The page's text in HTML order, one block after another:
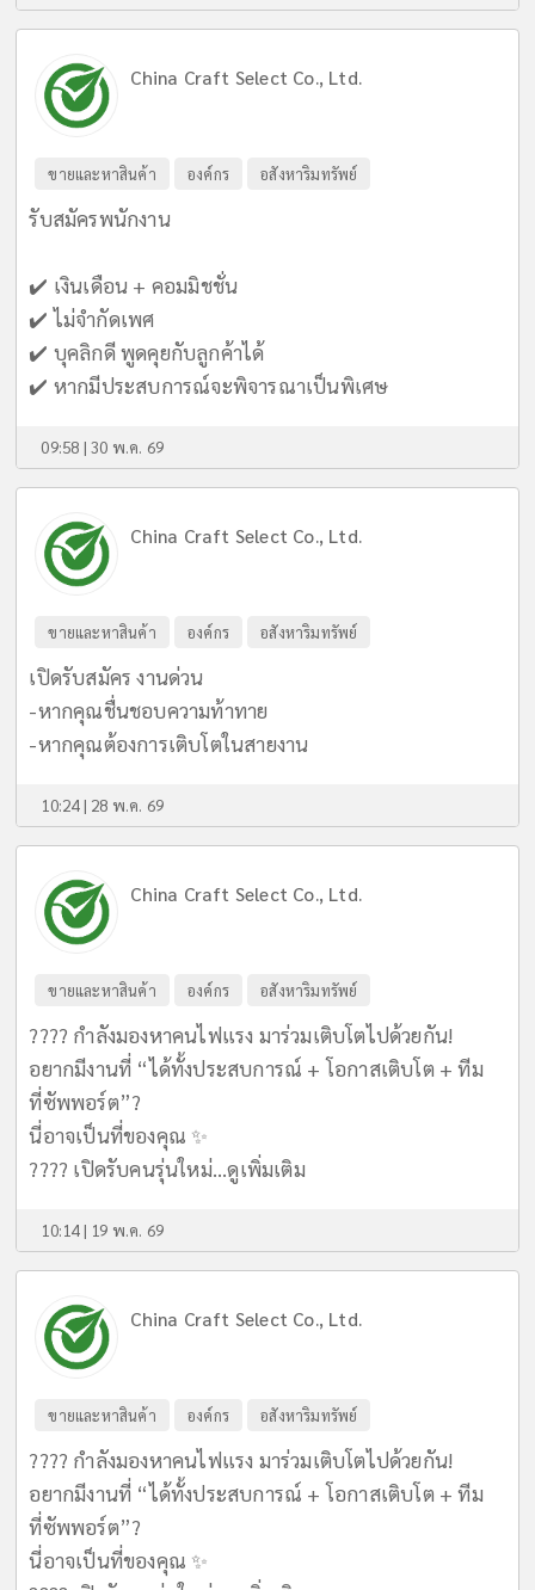
China Craft Select Co., Ltd.
ขายและหาสินค้า องค์กร อสังหาริมทรัพย์
รับสมัครพนักงาน
✔️ เงินเดือน + คอมมิชชั่น
✔️ ไม่จำกัดเพศ
✔️ บุคลิกดี พูดคุยกับลูกค้าได้
✔️ หากมีประสบการณ์จะพิจารณาเป็นพิเศษ
09:58 | 30 พ.ค. 69
China Craft Select Co., Ltd.
ขายและหาสินค้า องค์กร อสังหาริมทรัพย์
เปิดรับสมัคร งานด่วน
-หากคุณชื่นชอบความท้าทาย
-หากคุณต้องการเติบโตในสายงาน
10:24 | 28 พ.ค. 69
China Craft Select Co., Ltd.
ขายและหาสินค้า องค์กร อสังหาริมทรัพย์
???? กำลังมองหาคนไฟแรง มาร่วมเติบโตไปด้วยกัน!
อยากมีงานที่ “ได้ทั้งประสบการณ์ + โอกาสเติบโต + ทีม
ที่ซัพพอร์ต”?
นี่อาจเป็นที่ของคุณ ✨
???? เปิดรับคนรุ่นใหม่...ดูเพิ่มเติม
10:14 | 19 พ.ค. 69
China Craft Select Co., Ltd.
ขายและหาสินค้า องค์กร อสังหาริมทรัพย์
???? กำลังมองหาคนไฟแรง มาร่วมเติบโตไปด้วยกัน!
อยากมีงานที่ “ได้ทั้งประสบการณ์ + โอกาสเติบโต + ทีม
ที่ซัพพอร์ต”?
นี่อาจเป็นที่ของคุณ ✨